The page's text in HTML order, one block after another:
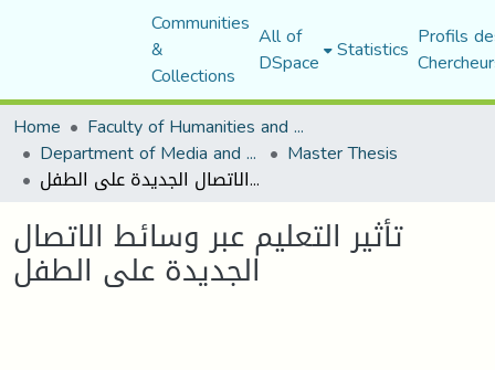
Communities
&
Collections
All of
DSpace Statistics Profils
Home
Faculty of Humanities and Social Sciences
Department of Media and Communication Studies Master Thesis
تأثير التعليم عبر وسائط الاتصال الجديدة على الطفل
تأثير التعليم عبر وسائط الاتصال
الجديدة على الطفل